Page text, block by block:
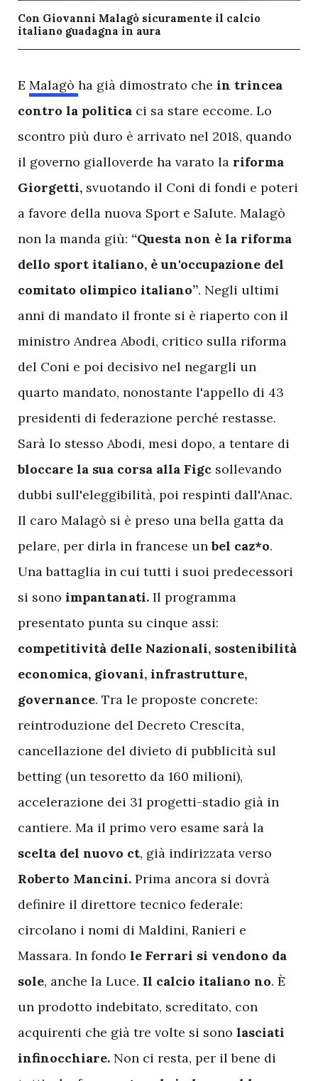
Con Giovanni Malagò sicuramente il calcio
italiano guadagna in aura
E Malagò ha già dimostrato che in trincea
contro la politica ci sa stare eccome. Lo
scontro più duro è arrivato nel 2018, quando
il governo gialloverde ha varato la riforma
Giorgetti, svuotando il Coni di fondi e poteri
a favore della nuova Sport e Salute. Malagò
non la manda giù: “Questa non è la riforma
dello sport italiano, è un'occupazione del
comitato olimpico italiano”. Negli ultimi
anni di mandato il fronte si è riaperto con il
ministro Andrea Abodi, critico sulla riforma
del Coni e poi decisivo nel negargli un
quarto mandato, nonostante l'appello di 43
presidenti di federazione perché restasse.
Sarà lo stesso Abodi, mesi dopo, a tentare di
bloccare la sua corsa alla Figc sollevando
dubbi sull'eleggibilità, poi respinti dall'Anac.
Il caro Malagò si è preso una bella gatta da
pelare, per dirla in francese unbel caz*o.
Una battaglia in cui tutti i suoi predecessori
si sono impantanati. Il programma
presentato punta su cinque assi:
competitività delle Nazionali, sostenibilità
economica, giovani, infrastrutture,
governance. Tra le proposte concrete:
reintroduzione del Decreto Crescita,
cancellazione del divieto di pubblicità sul
betting (un tesoretto da 160 milioni),
accelerazione dei 31 progetti-stadio già in
cantiere. Ma il primo vero esame sarà la
scelta del nuovo ct, già indirizzata verso
Roberto Mancini. Prima ancora si dovrà
definire il direttore tecnico federale:
circolano i nomi di Maldini, Ranieri e
Massara. In fondo le Ferrari si vendono da
sole, anche la Luce. Il calcio italiano no. È
un prodotto indebitato, screditato, con
acquirenti che già tre volte si sono lasciati
infinocchiare. Non ci resta, per il bene di